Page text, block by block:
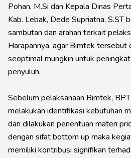
Pohan, M.Si dan Kepala Dinas
Kab. Lebak, Dede Supriatna, S.ST
sambutan dan arahan terkait
Harapannya, agar Bimtek tersebut
seoptimal mungkin untuk
penyuluh.
Sebelum pelaksanaan Bimtek,
melakukan identifikasi kebutuhan
dan dilakukan penentuan materi
dengan sifat bottom up maka
memiliki kontribusi signifikan